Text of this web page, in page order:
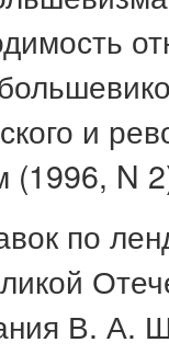
и
(1996, N
по
В. А.